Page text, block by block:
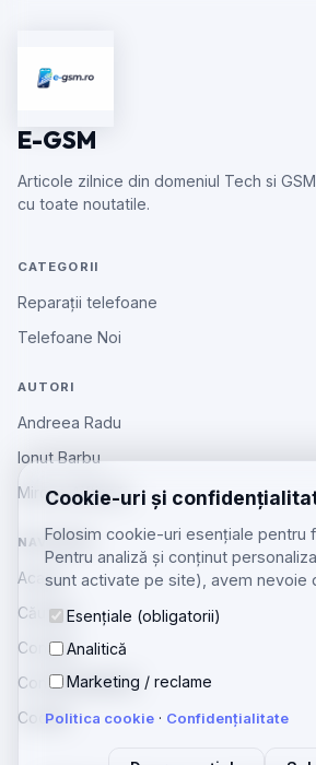
Cookie-uri și
Folosim cookie-uri esențiale pentru
Pentru analiză și conținut
sunt activate pe site), avem nevoie
Esențiale (obligatorii)
Analitică
Marketing / reclame
Politica cookie · Confidențialitate
E-GSM
Articole zilnice din domeniul Tech si
cu toate noutatile.
CATEGORII
Reparații telefoane
Telefoane Noi
AUTORI
Andreea Radu
Ionut Barbu
Mircea Aiftincăi
NAVIGARE
Acasă
Căutare
Contact
Confidențialitate
Cookie